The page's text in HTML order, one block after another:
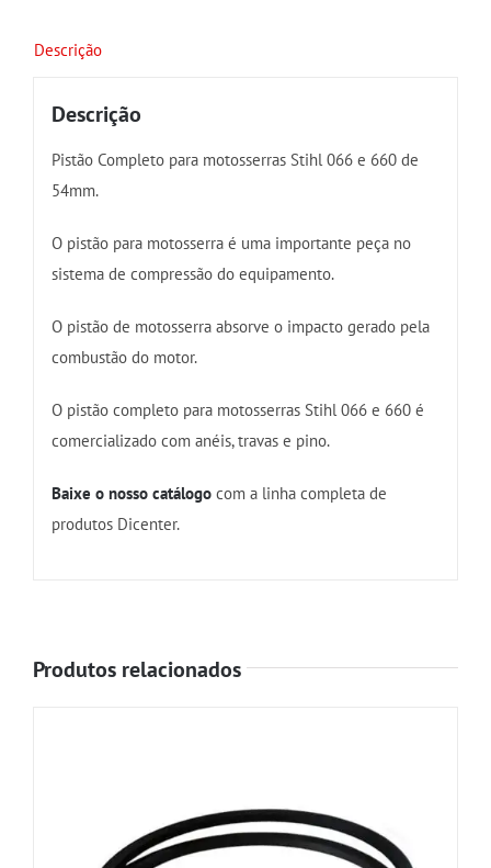
Descrição
Descrição
Pistão Completo para motosserras Stihl 066 e 660 de
54mm.
O pistão para motosserra é uma importante peça no
sistema de compressão do equipamento.
O pistão de motosserra absorve o impacto gerado pela
combustão do motor.
O pistão completo para motosserras Stihl 066 e 660 é
comercializado com anéis, travas e pino.
Baixe o nosso catálogocom a linha completa de
produtos Dicenter.
Produtos relacionados